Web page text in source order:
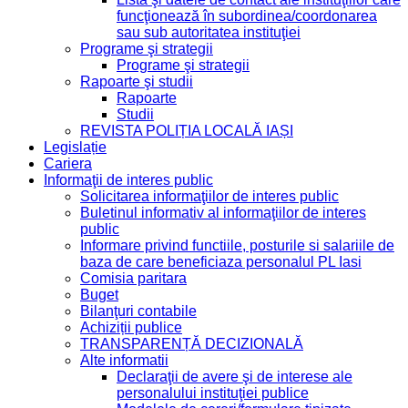
funcţionează în subordinea/coordonarea
sau sub autoritatea instituţiei
Programe şi strategii
Programe şi strategii
Rapoarte şi studii
Rapoarte
Studii
REVISTA POLIȚIA LOCALĂ IAȘI
Legislație
Cariera
Informaţii de interes public
Solicitarea informaţiilor de interes public
Buletinul informativ al informaţiilor de interes
public
Informare privind functiile, posturile si salariile de
baza de care beneficiaza personalul PL Iasi
Comisia paritara
Buget
Bilanţuri contabile
Achiziții publice
TRANSPARENȚĂ DECIZIONALĂ
Alte informatii
Declaraţii de avere şi de interese ale
personalului instituţiei publice